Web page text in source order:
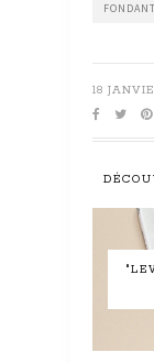
FONDANT
18